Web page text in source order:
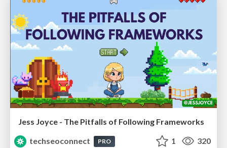
Jess Joyce - The Pitfalls of Following Frameworks
techseoconnect
PRO 1 320